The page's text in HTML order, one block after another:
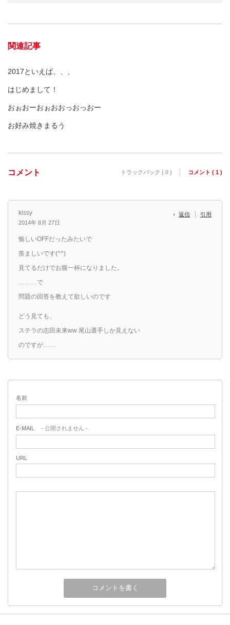
関連記事
2017といえば、、、
はじめまして！
おぉおーおぉおおっおっおー
お好み焼きまるう
コメント トラックバック ( 0 ) コメント ( 1 )
kissy
2014年 8月 27日
返信 引用
愉しいOFFだったみたいで
羨ましいです(^^)
見てるだけでお腹一杯になりました。
………で
問題の回答を教えて欲しいのです
どう見ても、
ステラの志田未来ww 尾山選手しか見えない
のですが……
名前
E-MAIL - 公開されません -
URL